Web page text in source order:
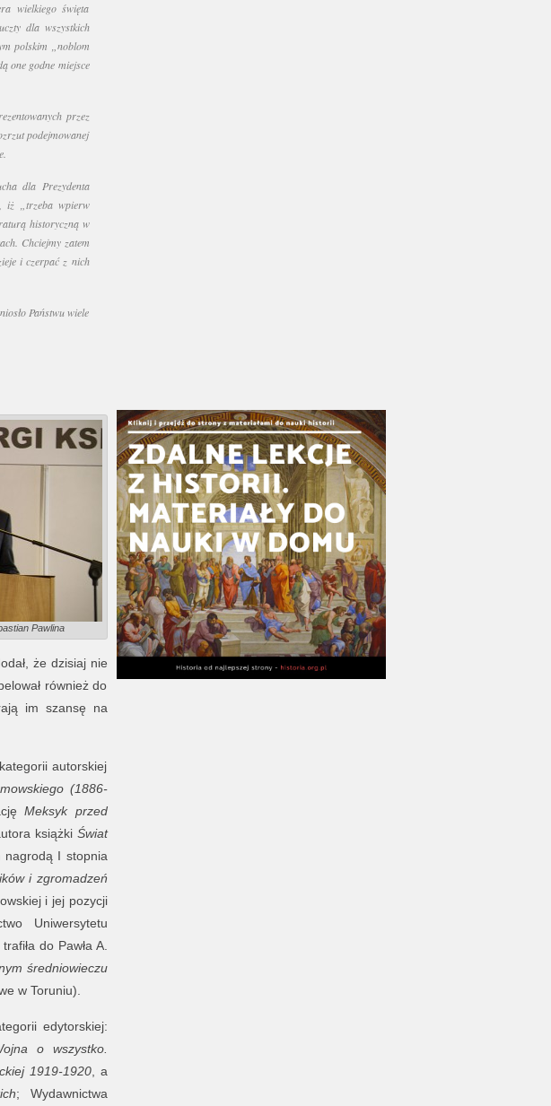
wielkiego święta
dla wszystkich
polskim „noblom
one godne miejsce
przez
podejmowanej
dla Prezydenta
iż „trzeba wpierw
historyczną w
Chciejmy zatem
i czerpać z nich
Państwu wiele
Pawlina
że dzisiaj nie
również do
im szansę na
autorskiej
(1886-
Meksyk przed
książki Świat
nagrodą I stopnia
i zgromadzeń
i jej pozycji
Uniwersytetu
do Pawła A.
średniowieczu
w Toruniu).
edytorskiej:
o wszystko.
1919-1920, a
; Wydawnictwa